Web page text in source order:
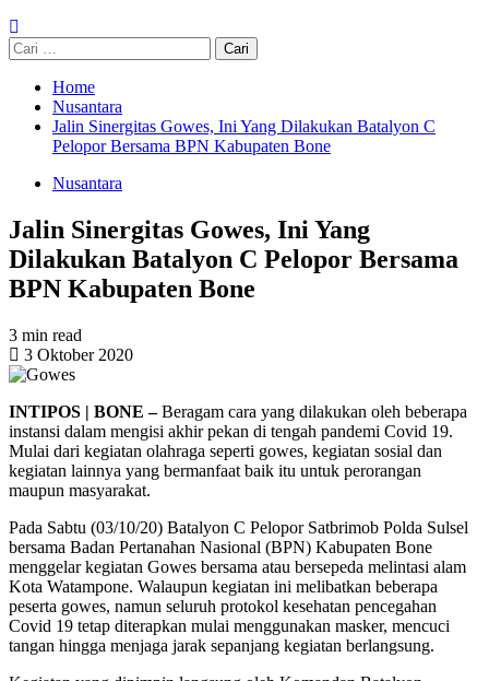
Cari
untuk:
Home
Nusantara
Jalin Sinergitas Gowes, Ini Yang Dilakukan Batalyon C
Pelopor Bersama BPN Kabupaten Bone
Nusantara
Jalin Sinergitas Gowes, Ini Yang
Dilakukan Batalyon C Pelopor Bersama
BPN Kabupaten Bone
3 min read
3 Oktober 2020
INTIPOS | BONE –Beragam cara yang dilakukan oleh beberapa
instansi dalam mengisi akhir pekan di tengah pandemi Covid 19.
Mulai dari kegiatan olahraga seperti gowes, kegiatan sosial dan
kegiatan lainnya yang bermanfaat baik itu untuk perorangan
maupun masyarakat.
Pada Sabtu (03/10/20) Batalyon C Pelopor Satbrimob Polda Sulsel
bersama Badan Pertanahan Nasional (BPN) Kabupaten Bone
menggelar kegiatan Gowes bersama atau bersepeda melintasi alam
Kota Watampone. Walaupun kegiatan ini melibatkan beberapa
peserta gowes, namun seluruh protokol kesehatan pencegahan
Covid 19 tetap diterapkan mulai menggunakan masker, mencuci
tangan hingga menjaga jarak sepanjang kegiatan berlangsung.